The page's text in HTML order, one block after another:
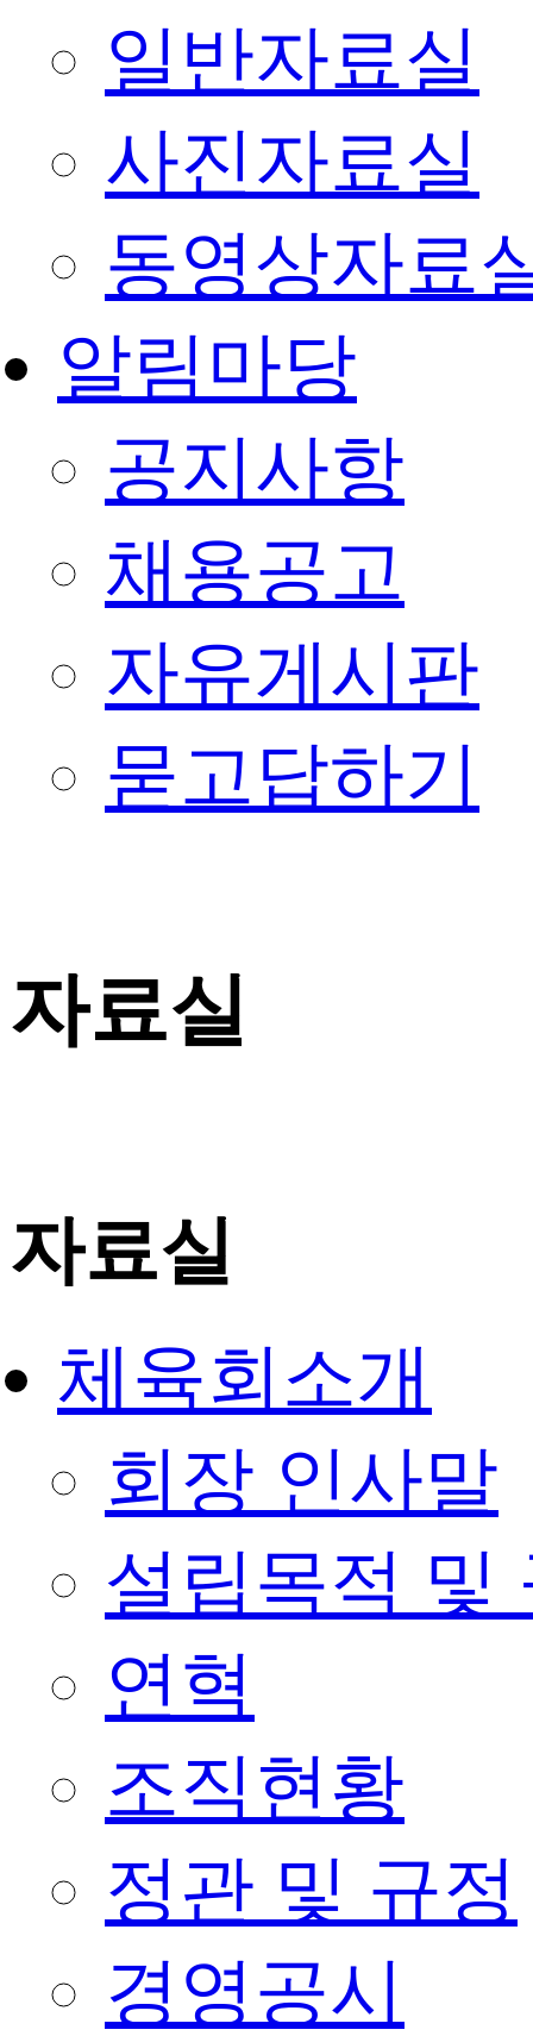
일반자료실
사진자료실
동영상자료
알림마당
공지사항
채용공고
자유게시판
묻고답하기
자료실
자료실
체육회소개
회장 인사말
설립목적 및
연혁
조직현황
정관 및 규정
경영공시